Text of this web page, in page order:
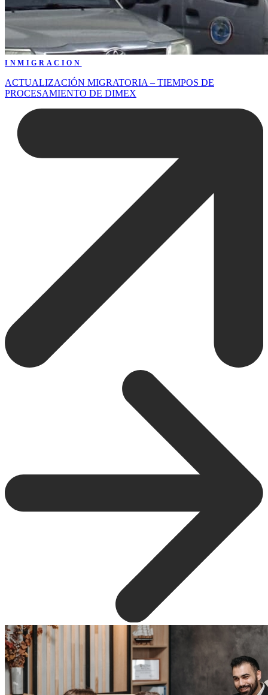
INMIGRACION
ACTUALIZACIÓN MIGRATORIA – TIEMPOS DE
PROCESAMIENTO DE DIMEX